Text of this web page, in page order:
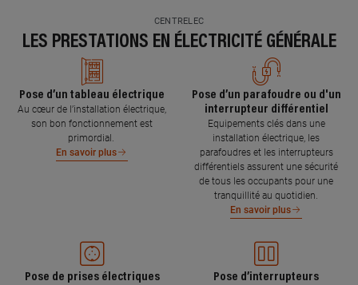
CENTRELEC
LES PRESTATIONS EN ÉLECTRICITÉ GÉNÉRALE
Pose d’un tableau électrique
Au cœur de l’installation électrique,
son bon fonctionnement est
primordial.
En savoir plus
Pose d’un parafoudre ou d'un
interrupteur différentiel
Equipements clés dans une
installation électrique, les
parafoudres et les interrupteurs
différentiels assurent une sécurité
de tous les occupants pour une
tranquillité au quotidien.
En savoir plus
Pose de prises électriques Pose d’interrupteurs